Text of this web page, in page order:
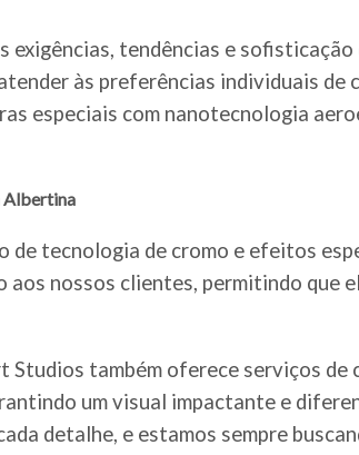
tendências e
às preferências individuais
especiais com nanotecnologia
Albertina
tecnologia de cromo e efeitos
nossos clientes, permitindo que
também oferece serviços
um visual impactante e
detalhe, e estamos sempre